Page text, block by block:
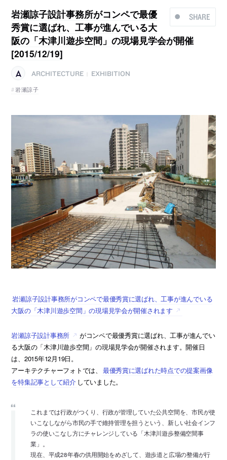
SHARE
岩瀬諒子設計事務所がコンペで最優
秀賞に選ばれ、工事が進んでいる大
阪の「木津川遊歩空間」の現場見学会が開催
[2015/12/19]
ARCHITECTURE
EXHIBITION
岩瀬諒子
岩瀬諒子設計事務所がコンペで最優秀賞に選ばれ、工事が進んでいる
大阪の「木津川遊歩空間」の現場見学会が開催されます
岩瀬諒子設計事務所
がコンペで最優秀賞に選ばれ、工事が進んでい
る大阪の「木津川遊歩空間」の現場見学会が開催されます。開催日
は、2015年12月19日。
アーキテクチャーフォトでは、
最優秀賞に選ばれた時点での提案画像
を特集記事として紹介 していました。
これまでは行政がつくり、行政が管理していた公共空間を、市民が使
いこなしながら市民の手で維持管理を担うという、新しい社会インフ
ラの使いこなし方にチャレンジしている「木津川遊歩整備空間事
業」。
現在、平成28年春の供用開始をめざして、遊歩道と広場の整備が行